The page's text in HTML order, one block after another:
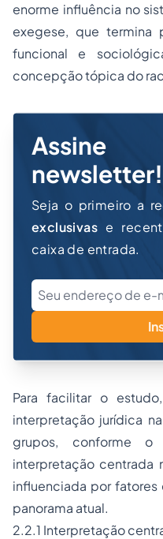
enorme influência no
exegese, que termina
funcional e
concepção tópica do
newsletter!
Seja o primeiro a
exclusivas e
caixa de entrada.
Para facilitar o
interpretação jurídica na
grupos, conforme o
interpretação centrada
influenciada por
panorama atual.
2.2.1 Interpretação